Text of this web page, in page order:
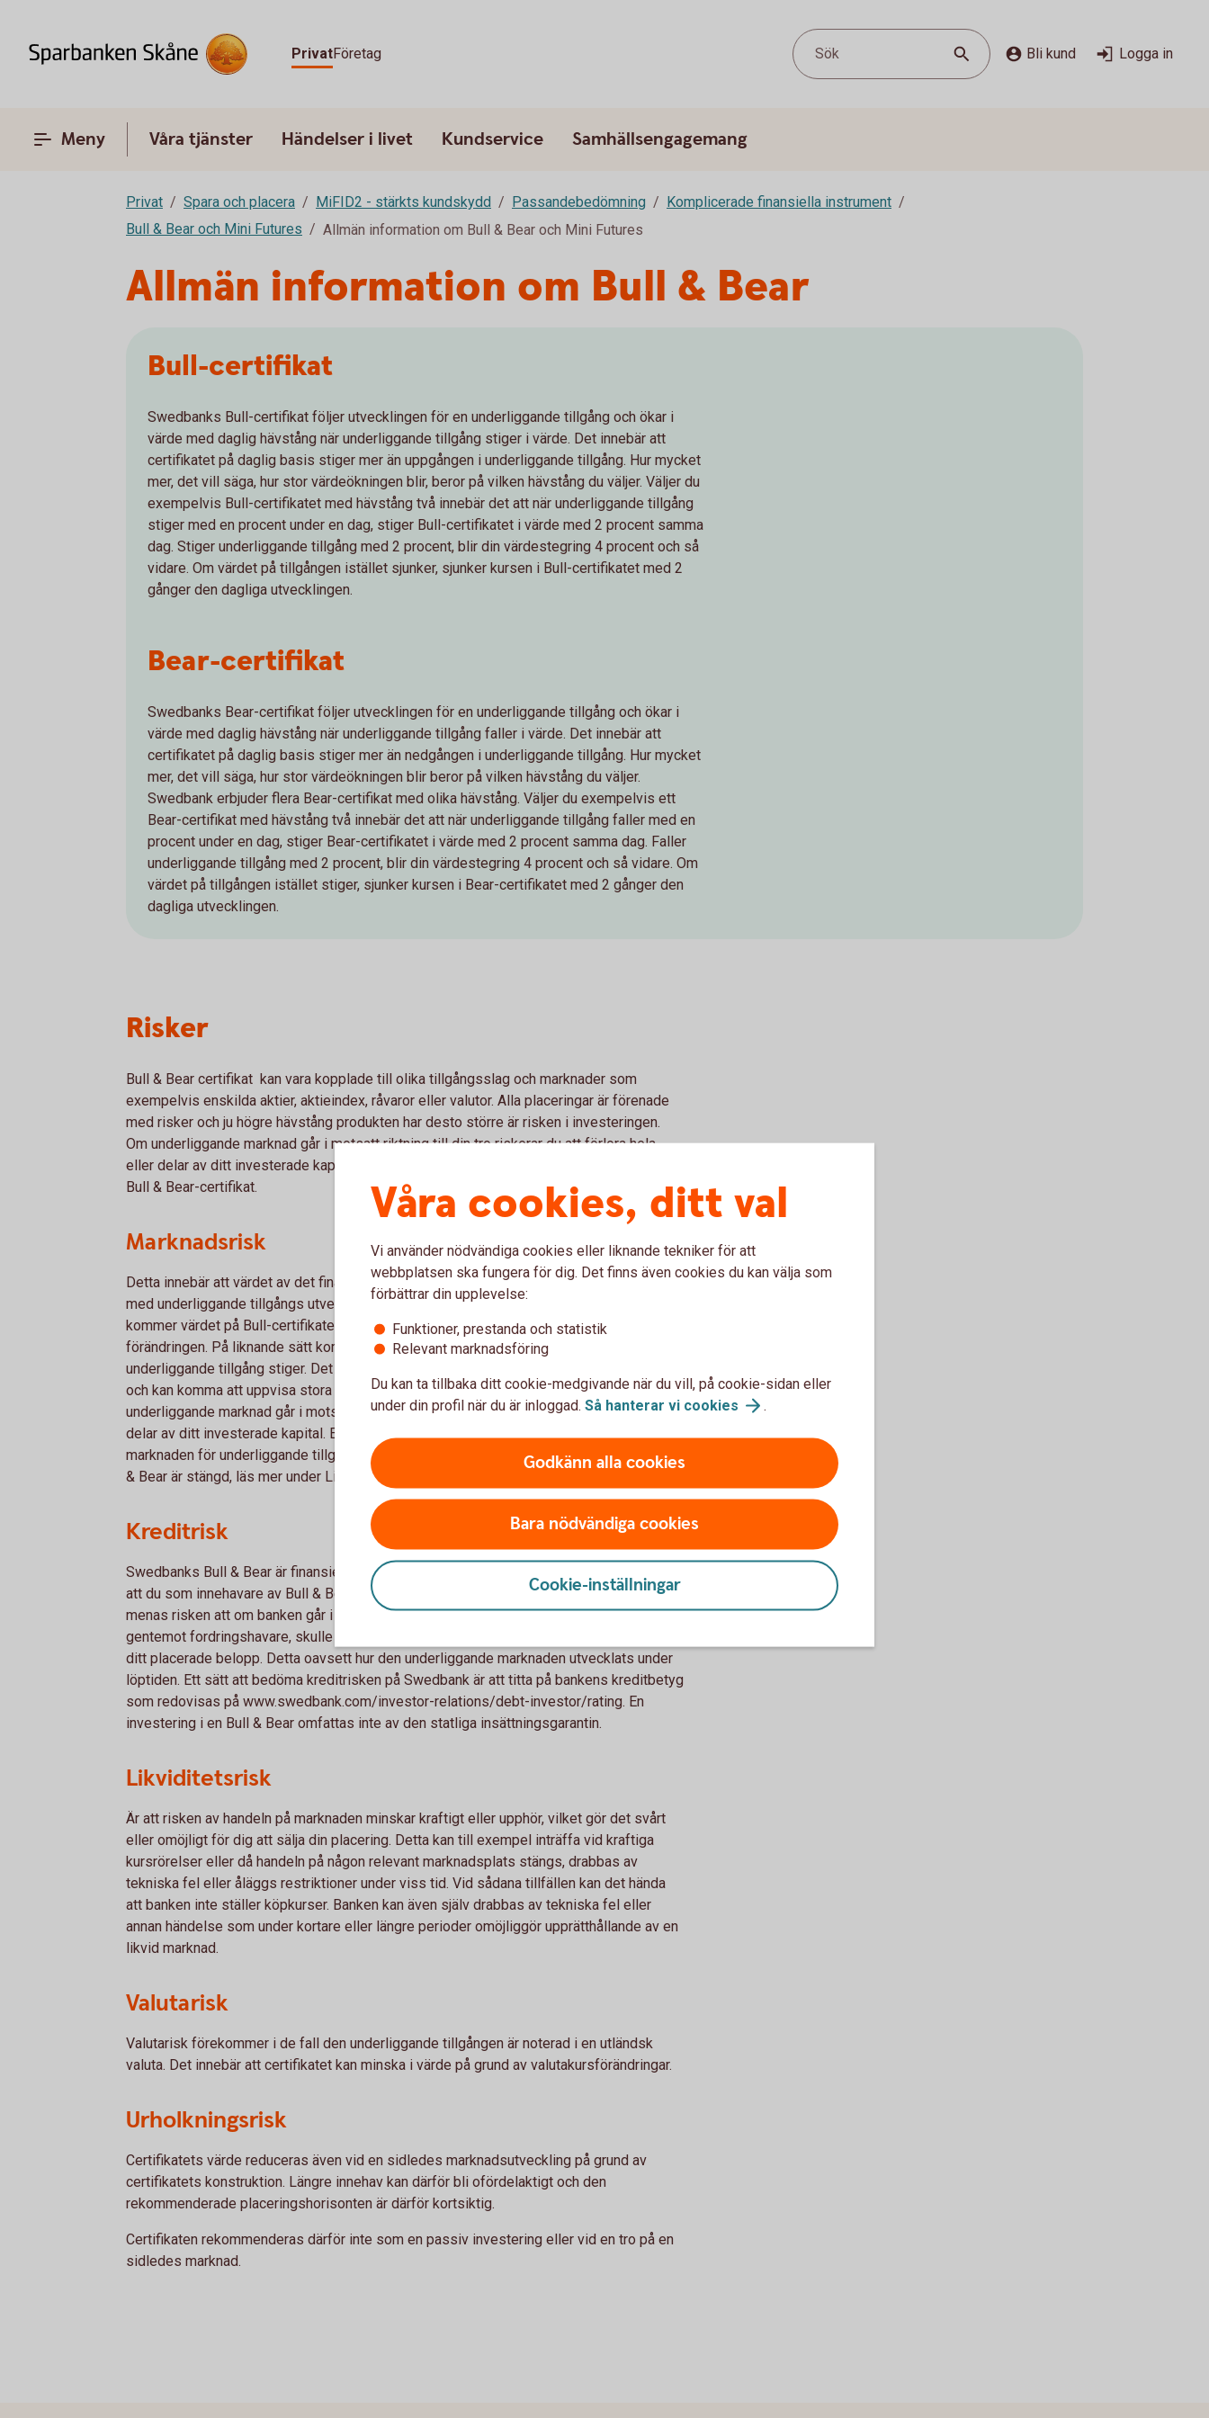
PrivatFöretag Sök Bli kund Logga in
Meny Våra tjänster Händelser i livet Kundservice Samhällsengagemang
Privat Spara och placera MiFID2 - stärkts kundskydd Passandebedömning
Komplicerade finansiella instrument
Bull & Bear och Mini Futures
Allmän information om Bull & Bear och Mini Futures
Allmän information om Bull & Bear
Bull-certifikat
Swedbanks Bull-certifikat följer utvecklingen för en underliggande tillgång och ökar i
värde med daglig hävstång när underliggande tillgång stiger i värde. Det innebär att
certifikatet på daglig basis stiger mer än uppgången i underliggande tillgång. Hur mycket
mer, det vill säga, hur stor värdeökningen blir, beror på vilken hävstång du väljer. Väljer du
exempelvis Bull-certifikatet med hävstång två innebär det att när underliggande tillgång
stiger med en procent under en dag, stiger Bull-certifikatet i värde med 2 procent samma
dag. Stiger underliggande tillgång med 2 procent, blir din värdestegring 4 procent och så
vidare. Om värdet på tillgången istället sjunker, sjunker kursen i Bull-certifikatet med 2
gånger den dagliga utvecklingen.
Bear-certifikat
Swedbanks Bear-certifikat följer utvecklingen för en underliggande tillgång och ökar i
värde med daglig hävstång när underliggande tillgång faller i värde. Det innebär att
certifikatet på daglig basis stiger mer än nedgången i underliggande tillgång. Hur mycket
mer, det vill säga, hur stor värdeökningen blir beror på vilken hävstång du väljer.
Swedbank erbjuder flera Bear-certifikat med olika hävstång. Väljer du exempelvis ett
Bear-certifikat med hävstång två innebär det att när underliggande tillgång faller med en
procent under en dag, stiger Bear-certifikatet i värde med 2 procent samma dag. Faller
underliggande tillgång med 2 procent, blir din värdestegring 4 procent och så vidare. Om
värdet på tillgången istället stiger, sjunker kursen i Bear-certifikatet med 2 gånger den
dagliga utvecklingen.
Risker
Bull & Bear certifikat kan vara kopplade till olika tillgångsslag och marknader som
exempelvis enskilda aktier, aktieindex, råvaror eller valutor. Alla placeringar är förenade
med risker och ju högre hävstång produkten har desto större är risken i investeringen.
Om underliggande marknad går i motsatt riktning till din tro riskerar du att förlora hela
eller delar av ditt investerade kapital. Här har vi sammanfattat de viktigaste riskerna med
Bull & Bear-certifikat.
Marknadsrisk
Detta innebär att värdet av det finansiella instrumentet bland annat kommer att variera
med underliggande tillgångs utveckling. Skulle underliggande tillgång sjunka i värde
kommer värdet på Bull-certifikatet att sjunka med hävstången gånger dagliga
förändringen. På liknande sätt kommer Bear-certifikatet att falla i värde om
underliggande tillgång stiger. Det bör poängteras att Bull & Bear är hävstångsprodukter
och kan komma att uppvisa stora prisrörelser, såväl positiva som negativa. Om
underliggande marknad går i motsatt riktning till din tro riskerar du att förlora hela eller
delar av ditt investerade kapital. En särskild marknadsrisk uppstår dessutom när
marknaden för underliggande tillgång är öppen för handel men marknadsplatsen för Bull
& Bear är stängd, läs mer under Likviditetsrisk nedan.
Kreditrisk
Swedbanks Bull & Bear är finansiella instru­ment emitterade av Swedbank. Det betyder
att du som innehavare av Bull & Bears har en kreditrisk på Swedbank. Med kreditrisk
menas risken att om banken går i konkurs och inte kan fullfölja sina betal­ningsåtaganden
gentemot fordringshavare, skulle du som placerare riskera att förlora delar av eller hela
ditt placerade belopp. Detta oavsett hur den underlig­gande marknaden utvecklats under
löptiden. Ett sätt att bedöma kreditrisken på Swedbank är att titta på bankens kreditbetyg
som redovisas på www.swed­bank.com/investor-relations/debt-investor/rating. En
investering i en Bull & Bear omfattas inte av den statliga insättningsgarantin.
Likviditetsrisk
Är att risken av handeln på marknaden minskar kraftigt eller upphör, vilket gör det svårt
eller omöjligt för dig att sälja din placering. Detta kan till exempel inträffa vid kraftiga
kursrörelser eller då handeln på någon relevant marknadsplats stängs, drabbas av
tekniska fel eller åläggs restriktioner under viss tid. Vid sådana tillfällen kan det hända
att banken inte ställer köpkurser. Banken kan även själv drabbas av tekniska fel eller
annan händelse som under kortare eller längre perioder omöjliggör upprätthållande av en
likvid marknad.
Valutarisk
Valutarisk förekommer i de fall den underliggande tillgången är noterad i en utländsk
valuta. Det innebär att certifikatet kan minska i värde på grund av valutakursförändringar.
Urholkningsrisk
Certifikatets värde reduceras även vid en sidledes marknadsutveckling på grund av
certifikatets konstruktion. Längre innehav kan därför bli ofördelaktigt och den
rekommenderade placeringshorisonten är därför kortsiktig.
Certifikaten rekommenderas därför inte som en passiv investering eller vid en tro på en
sidledes marknad.
Våra cookies, ditt val
Vi använder nödvändiga cookies eller liknande tekniker för att
webbplatsen ska fungera för dig. Det finns även cookies du kan välja som
förbättrar din upplevelse:
Funktioner, prestanda och statistik
Relevant marknadsföring
Du kan ta tillbaka ditt cookie-medgivande när du vill, på cookie-sidan eller
under din profil när du är inloggad. Så hanterar vi cookies .
Godkänn alla cookies
Bara nödvändiga cookies
Cookie-inställningar